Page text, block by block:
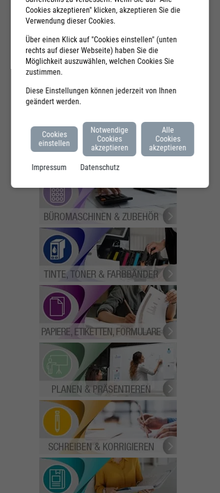
BÜRORING EIGENMARKE
MOBILITY
& ZUBEHÖR
TONER & FARBBÄNDER
ETIKETTEN, FORMULARE
& PRÄSENTIEREN
& KORRIGIEREN
ORDNEN & ABLEGEN
Cookies akzeptieren" klicken, akzeptieren Sie die
Verwendung dieser Cookies.
Über einen Klick auf "Cookies einstellen" (unten
rechts auf dieser Webseite) haben Sie die
Möglichkeit auszuwählen, welchen Cookies Sie
zustimmen.
Diese Einstellungen können jederzeit von Ihnen
geändert werden.
Cookies
einstellen
Notwendige
Cookies
akzeptieren
Alle
Cookies
akzeptieren
Impressum Datenschutz